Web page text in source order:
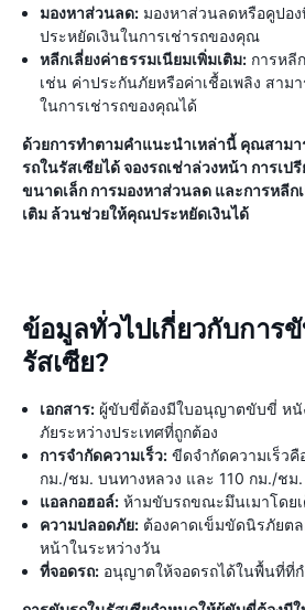
มองหาส่วนลด: มองหาส่วนลดหรือคูปอ
ประหยัดเงินในการเช่ารถของคุณ
หลีกเลี่ยงค่าธรรมเนียมเพิ่มเติม: การหลี
เช่น ค่าประกันภัยหรือค่าเชื้อเพลิง สาม
ในการเช่ารถของคุณได้
ด้วยการทำตามคำแนะนำเหล่านี้ คุณสามา
รถในรัสเซียได้ จองรถเช่าล่วงหน้า การเป
ขนาดเล็ก การมองหาส่วนลด และการหลีก
เติม ล้วนช่วยให้คุณประหยัดเงินได้
ข้อมูลทั่วไปเกี่ยวกับการ
รัสเซีย?
เอกสาร: ผู้ขับขี่ต้องมีใบอนุญาตขับขี่ หนั
ภัยระหว่างประเทศที่ถูกต้อง
การจำกัดความเร็ว: ขีดจำกัดความเร็ว
กม./ชม. บนทางหลวง และ 110 กม./ชม
แอลกอฮอล์: ห้ามขับรถขณะมึนเมาโดย
ความปลอดภัย: ต้องคาดเข็มขัดนิรภัยต
หน้าในระหว่างวัน
ที่จอดรถ: อนุญาตให้จอดรถได้ในพื้นที่ที่